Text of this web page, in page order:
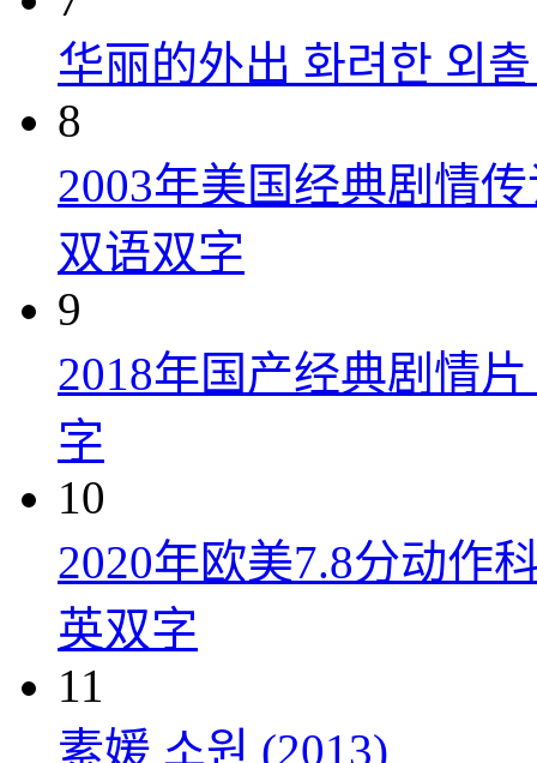
华丽的外出 화려한 외
8
2003年美国经典剧情
双语双字
9
2018年国产经典剧情
字
10
2020年欧美7.8分动作
英双字
11
素媛 소원 (2013)